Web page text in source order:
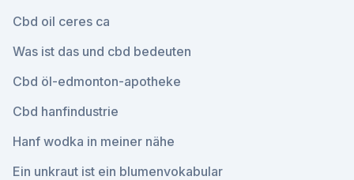
Cbd oil ceres ca
Was ist das und cbd bedeuten
Cbd öl-edmonton-apotheke
Cbd hanfindustrie
Hanf wodka in meiner nähe
Ein unkraut ist ein blumenvokabular